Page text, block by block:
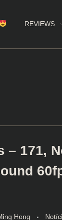
REVIEWS
– 171,
Hong